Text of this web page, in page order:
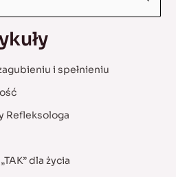
i spełnieniu
Refleksologa
dla życia